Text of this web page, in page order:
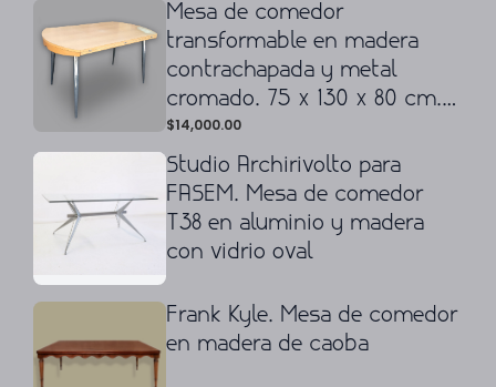
Mesa de comedor
transformable en madera
contrachapada y metal
cromado. 75 x 130 x 80 cm.
(cerrado). 75 x 130 cm. Ø
$14,000.00
Studio Archirivolto para
FASEM. Mesa de comedor
T38 en aluminio y madera
con vidrio oval
Frank Kyle. Mesa de comedor
en madera de caoba